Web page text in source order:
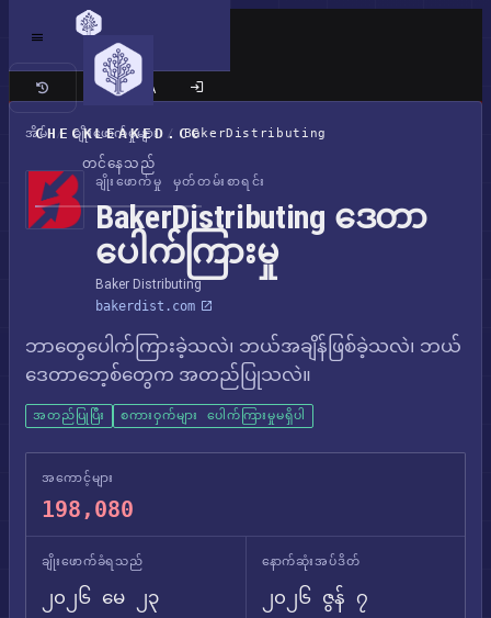
CHECKLEAKED.CC
တင်နေသည်
ကလက်စစ် ဆိုက်
အိမ် / ချိုးဖောက်မှုများ / BakerDistributing
ချိုးဖောက်မှု မှတ်တမ်းစာရင်း
BakerDistributing ဒေတာ
ပေါက်ကြားမှု
Baker Distributing
bakerdist.com
ဘာတွေပေါက်ကြားခဲ့သလဲ၊ ဘယ်အချိန်ဖြစ်ခဲ့သလဲ၊ ဘယ်
ဒေတာဘေ့စ်တွေက အတည်ပြုသလဲ။
အတည်ပြုပြီး စကားဝှက်များ ပေါက်ကြားမှုမရှိပါ
အကောင့်များ
198,080
ချိုးဖောက်ခံရသည်
၂၀၂၆ မေ ၂၃
နောက်ဆုံးအပ်ဒိတ်
၂၀၂၆ ဇွန် ၇